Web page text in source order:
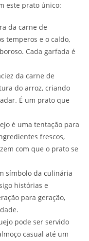
este prato único:
da carne de
temperos e o caldo,
Cada garfada é
da carne de
do arroz, criando
É um prato que
é uma tentação para
frescos,
com que o prato se
símbolo da culinária
histórias e
para geração,
pode ser servido
casual até um